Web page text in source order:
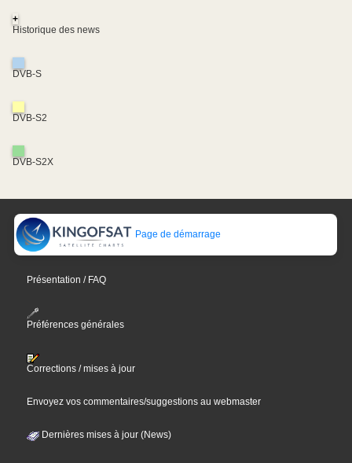
+
Historique des news
DVB-S
DVB-S2
DVB-S2X
Page de démarrage
Présentation / FAQ
Préférences générales
Corrections / mises à jour
Envoyez vos commentaires/suggestions au webmaster
Dernières mises à jour (News)